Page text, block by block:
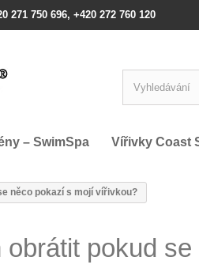
271 750 696, +420 272 760 120
– SwimSpa Vířivky Coast
něco pokazí s mojí vířivkou?
obrátit pokud